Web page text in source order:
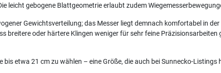
leicht gebogene Blattgeometrie erlaubt zudem
Gewichtsverteilung; das Messer liegt demnach komfortabel in
breitere oder härtere Klingen weniger für sehr feine Präzisionsarbeiten
etwa 21 cm zu wählen – eine Größe, die auch bei Sunnecko-